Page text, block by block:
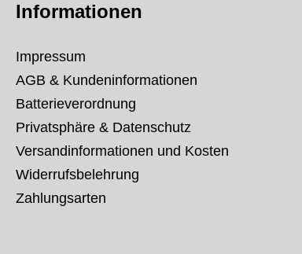
Informationen
Impressum
AGB & Kundeninformationen
Batterieverordnung
Privatsphäre & Datenschutz
Versandinformationen und Kosten
Widerrufsbelehrung
Zahlungsarten